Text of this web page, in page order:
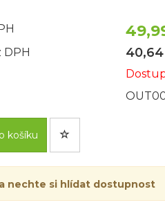
DPH
košíku
nechte si hlídat dostupnost